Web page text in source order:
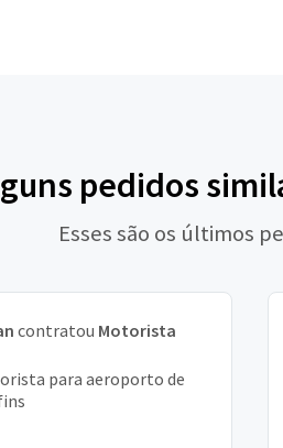
pedidos
Esses são os últimos
contratou Motorista
para aeroporto de